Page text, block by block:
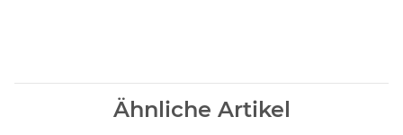
Ähnliche Artikel